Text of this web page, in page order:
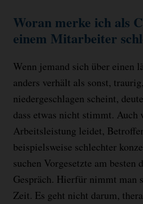
Woran merke ich als
einem Mitarbeiter
Wenn jemand sich über einen
anders verhält als sonst,
niedergeschlagen scheint,
dass etwas nicht stimmt. Auch
Arbeitsleistung leidet,
beispielsweise schlechter
suchen Vorgesetzte am besten
Gespräch. Hierfür nimmt man
Zeit. Es geht nicht darum,